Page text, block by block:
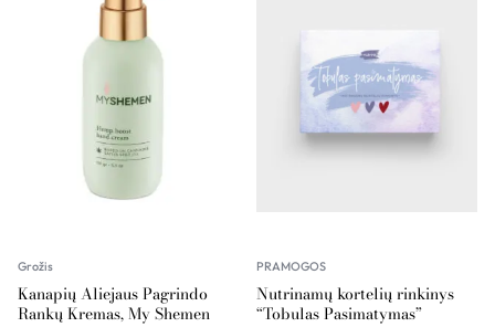
Grožis
Kanapių Aliejaus Pagrindo
Rankų Kremas, My Shemen
PRAMOGOS
Nutrinamų kortelių rinkinys
“Tobulas Pasimatymas”